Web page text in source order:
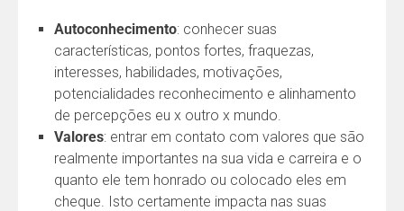
Autoconhecimento: conhecer suas
características, pontos fortes, fraquezas,
interesses, habilidades, motivações,
potencialidades reconhecimento e alinhamento
de percepções eu x outro x mundo.
Valores: entrar em contato com valores que são
realmente importantes na sua vida e carreira e o
quanto ele tem honrado ou colocado eles em
cheque. Isto certamente impacta nas suas